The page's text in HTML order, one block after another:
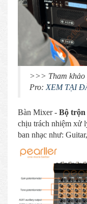
>>> Tham khảo
Pro: XEM TẠI
Bàn Mixer - Bộ trộn
chịu trách nhiệm xử
ban nhạc như: